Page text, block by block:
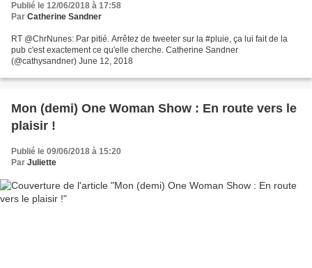
Publié le 12/06/2018 à 17:58
Par Catherine Sandner
RT @ChrNunes: Par pitié. Arrêtez de tweeter sur la #pluie, ça lui fait de la
pub c'est exactement ce qu'elle cherche. Catherine Sandner
(@cathysandner) June 12, 2018
Mon (demi) One Woman Show : En route vers le
plaisir !
Publié le 09/06/2018 à 15:20
Par Juliette